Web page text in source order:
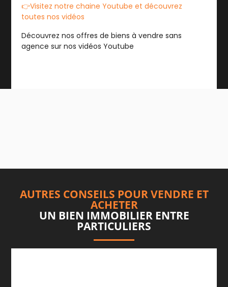
👉Visitez notre chaine Youtube et découvrez
toutes nos vidéos
Découvrez nos offres de biens à vendre sans
agence sur nos vidéos Youtube
AUTRES CONSEILS POUR VENDRE ET
ACHETER
UN BIEN IMMOBILIER ENTRE
PARTICULIERS